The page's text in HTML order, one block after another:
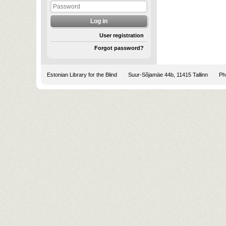
User registration
Forgot password?
Estonian Library for the Blind Suur-Sõjamäe 44b, 11415 Tallinn